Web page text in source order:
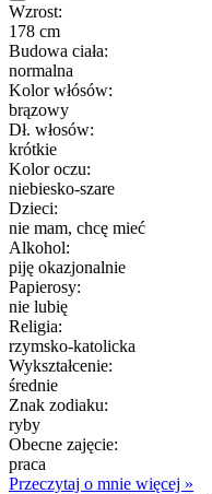
Wzrost:
178 cm
Budowa ciała:
normalna
Kolor włósów:
brązowy
Dł. włosów:
krótkie
Kolor oczu:
niebiesko-szare
Dzieci:
nie mam, chcę mieć
Alkohol:
piję okazjonalnie
Papierosy:
nie lubię
Religia:
rzymsko-katolicka
Wykształcenie:
średnie
Znak zodiaku:
ryby
Obecne zajęcie:
praca
Przeczytaj o mnie więcej »